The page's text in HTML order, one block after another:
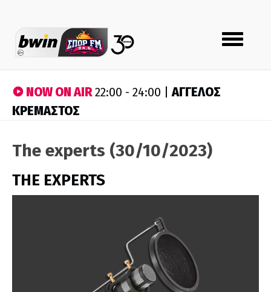
Toggle
navigation
NOW ON AIR22:00 - 24:00 |ΑΓΓΕΛΟΣ
ΚΡΕΜΑΣΤΟΣ
The experts (30/10/2023)
THE EXPERTS